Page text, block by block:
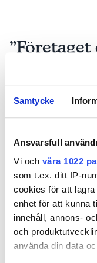
Samtycke
Ansvarsfull
Vi och våra 1022
som t.ex. ditt IP-
cookies för att
enhet för att kunna
innehåll, annons-
och
använda din data
för det”
PUBLICERAD20 APR